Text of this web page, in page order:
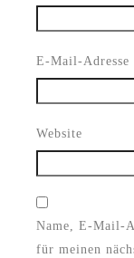
E-Mail-Adresse
Website
Name, E-Mail-
für meinen